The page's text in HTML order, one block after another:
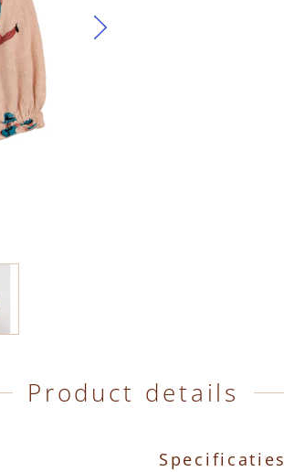
Product details
Specificaties